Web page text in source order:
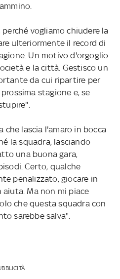
vogliamo chiudere la
ulteriormente il record di
Un motivo d'orgoglio
e la città. Gestisco un
da cui ripartire per
stagione e, se
lascia l'amaro in bocca
la squadra, lasciando
una buona gara,
Certo, qualche
penalizzato, giocare in
Ma non mi piace
che questa squadra con
sarebbe salva".